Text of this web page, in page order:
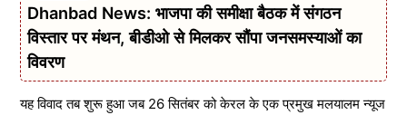
Dhanbad News: भाजपा की समीक्षा बैठक में संगठन
विस्तार पर मंथन, बीडीओ से मिलकर सौंपा जनसमस्याओं का
विवरण
यह विवाद तब शुरू हुआ जब 26 सितंबर को केरल के एक प्रमुख मलयालम न्यूज